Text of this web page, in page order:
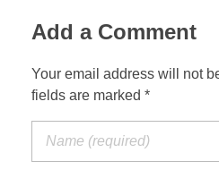
Add a Comment
Your email address will not
fields are marked *